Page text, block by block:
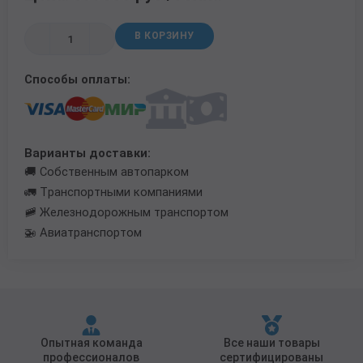
В КОРЗИНУ
Способы оплаты:
Варианты доставки:
🚚 Собственным автопарком
🚛 Транспортными компаниями
🚞 Железнодорожным транспортом
🚁 Авиатранспортом
Опытная команда
профессионалов
Все наши товары
сертифицированы
Трубы в ВУС изоляции